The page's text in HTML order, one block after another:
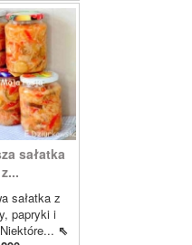
sałatka
z...
sałatka z
papryki i
⇖